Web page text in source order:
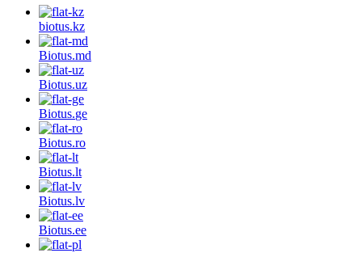
biotus.kz
Biotus.md
Biotus.uz
Biotus.ge
Biotus.ro
Biotus.lt
Biotus.lv
Biotus.ee